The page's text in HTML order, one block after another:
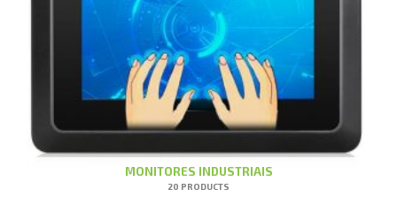
MONITORES INDUSTRIAIS
20 PRODUCTS